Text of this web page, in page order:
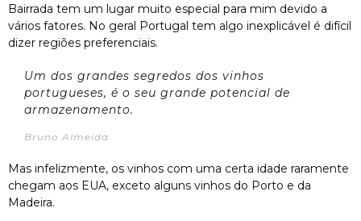
Bairrada tem um lugar muito especial para mim devido a
vários fatores. No geral Portugal tem algo inexplicável é difícil
dizer regiões preferenciais.
Um dos grandes segredos dos vinhos
portugueses, é o seu grande potencial de
armazenamento.
Bruno Almeida
Mas infelizmente, os vinhos com uma certa idade raramente
chegam aos EUA, exceto alguns vinhos do Porto e da
Madeira.